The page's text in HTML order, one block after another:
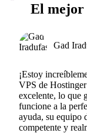
El mejor
Gad
¡Estoy
VPS de
excelente, lo que
funcione a la
ayuda, su equipo
competente y